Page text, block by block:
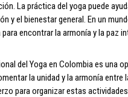
La práctica del yoga puede
y el bienestar general. En un
encontrar la armonía y la paz
del Yoga en Colombia es una
la unidad y la armonía entre
para organizar estas